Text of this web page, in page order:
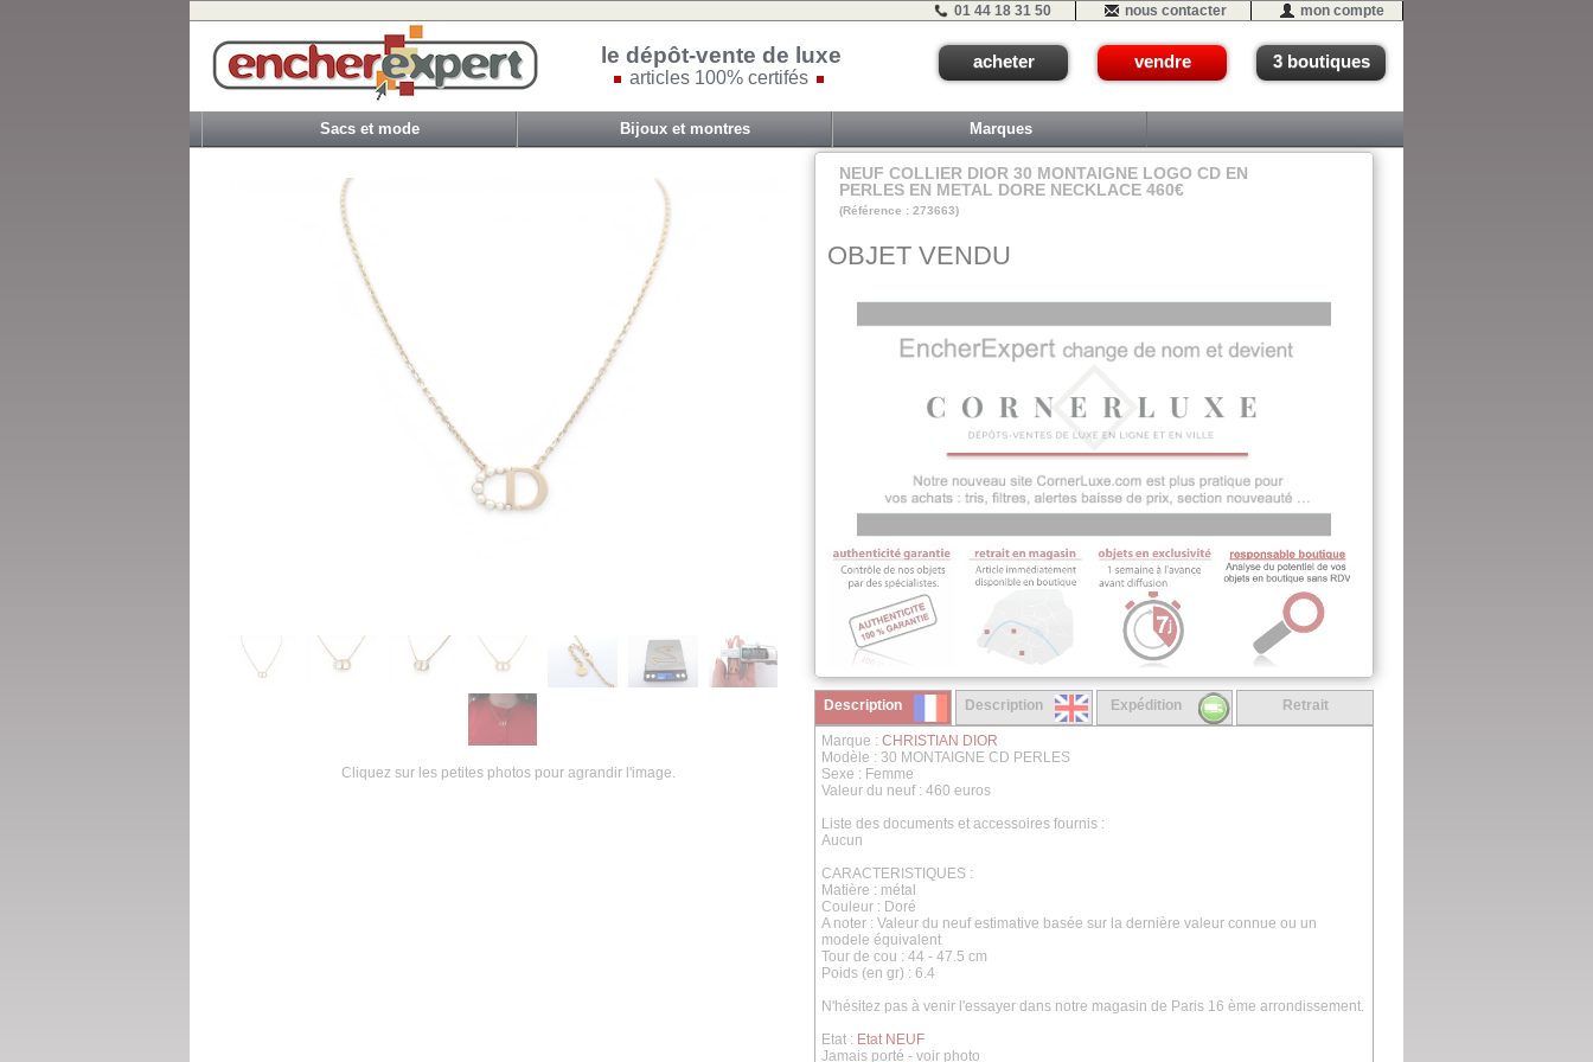
01 44 18 31 50 nous contacter mon compte
le dépôt-vente de luxe
articles 100% certifés
acheter vendre 3 boutiques
Sacs et mode Bijoux et montres Marques
Cliquez sur les petites photos pour agrandir l'image.
NEUF COLLIER DIOR 30 MONTAIGNE LOGO CD EN
PERLES EN METAL DORE NECKLACE 460€
(Référence : 273663)
OBJET VENDU
Description Description Expédition Retrait
Marque : CHRISTIAN DIOR
Modèle : 30 MONTAIGNE CD PERLES
Sexe : Femme
Valeur du neuf : 460 euros
Liste des documents et accessoires fournis :
Aucun
CARACTERISTIQUES :
Matière : métal
Couleur : Doré
A noter : Valeur du neuf estimative basée sur la dernière valeur connue ou un
modele équivalent
Tour de cou : 44 - 47.5 cm
Poids (en gr) : 6.4
N'hésitez pas à venir l'essayer dans notre magasin de Paris 16 ème arrondissement.
Etat : Etat NEUF
Jamais porté - voir photo